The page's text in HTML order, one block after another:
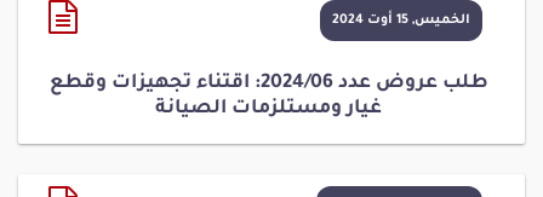
الخميس, 15 أوت 2024
طلب عروض عدد 2024/06: اقتناء تجهيزات وقطع
غيار ومستلزمات الصيانة